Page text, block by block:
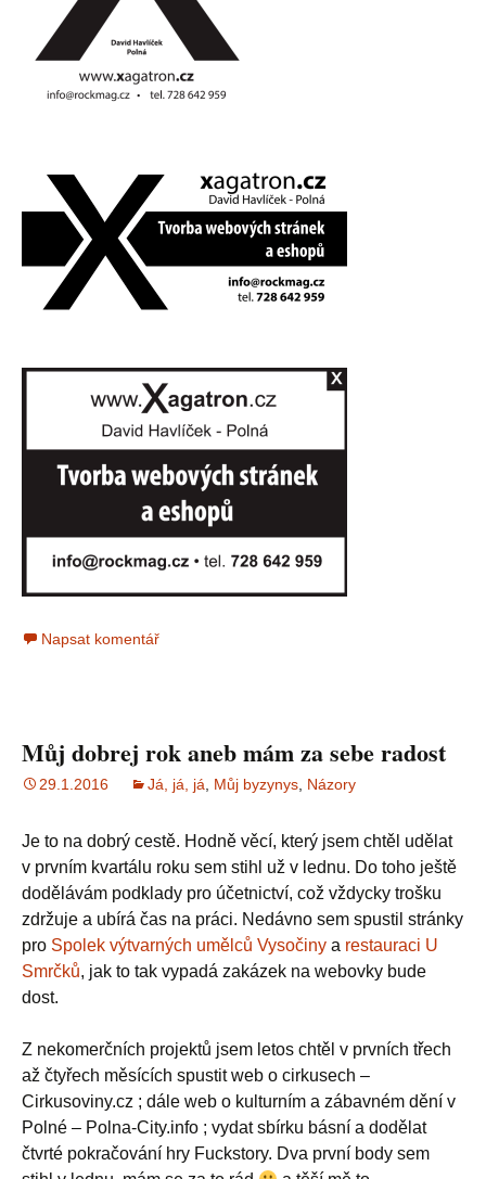
Napsat komentář
Můj dobrej rok aneb mám za sebe radost
29.1.2016 Já, já, já, Můj byzynys, Názory
Je to na dobrý cestě. Hodně věcí, který jsem chtěl udělat
v prvním kvartálu roku sem stihl už v lednu. Do toho ještě
dodělávám podklady pro účetnictví, což vždycky trošku
zdržuje a ubírá čas na práci. Nedávno sem spustil stránky
pro Spolek výtvarných umělců Vysočiny a restauraci U
Smrčků, jak to tak vypadá zakázek na webovky bude
dost.
Z nekomerčních projektů jsem letos chtěl v prvních třech
až čtyřech měsících spustit web o cirkusech –
Cirkusoviny.cz ; dále web o kulturním a zábavném dění v
Polné – Polna-City.info ; vydat sbírku básní a dodělat
čtvrté pokračování hry Fuckstory. Dva první body sem